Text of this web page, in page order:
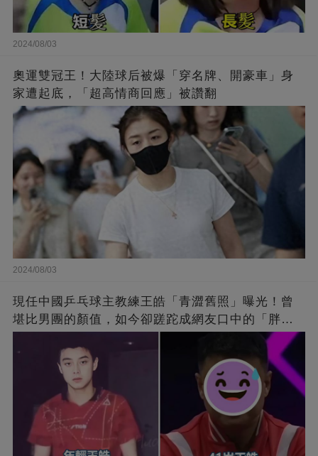
2024/08/03
奧運雙冠王！大陸球后被爆「穿名牌、開豪車」身
家遭起底，「超高情商回應」被讚翻
2024/08/03
現任中國乒乓球主教練王皓「青澀舊照」曝光！曾
堪比男團的顏值，如今卻蹉跎成網友口中的「胖大